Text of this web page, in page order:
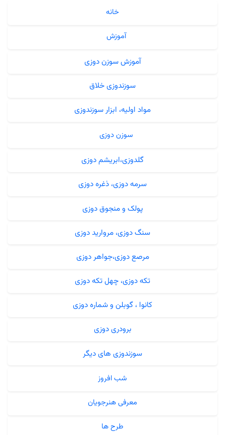
خانه
آموزش
آموزش سوزن دوزی
سوزندوزی خلاق
مواد اولیه، ابزار سوزندوزی
سوزن دوزی
گلدوزی،ابریشم دوزی
سرمه دوزی، ذغره دوزی
پولک و منجوق دوزی
سنگ دوزی، مروارید دوزی
مرصع دوزی،جواهر دوزی
تکه دوزی، چهل تکه دوزی
کانوا ، گوبلن و شماره دوزی
برودری دوزی
سوزندوزی های دیگر
شب افروز
معرفی هنرجویان
طرح ها